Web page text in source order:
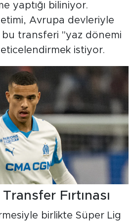
yaptığı biliniyor.
Avrupa devleriyle
transferi "yaz dönemi
istiyor.
Fırtınası
birlikte Süper Lig